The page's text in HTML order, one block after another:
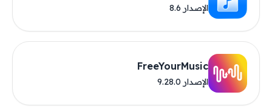
الإصدار 8.6
FreeYourMusic
الإصدار 9.28.0